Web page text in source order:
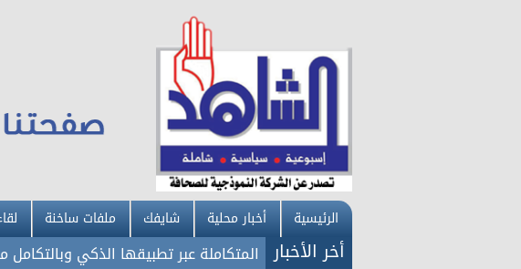
الرئيسية أخبار محلية شايفك ملفات ساخنة
أخر الأخبار
إربد تطلق خدماتها الإلكترونية المتكاملة عبر تطبيقها الذكي وبالتكامل مع